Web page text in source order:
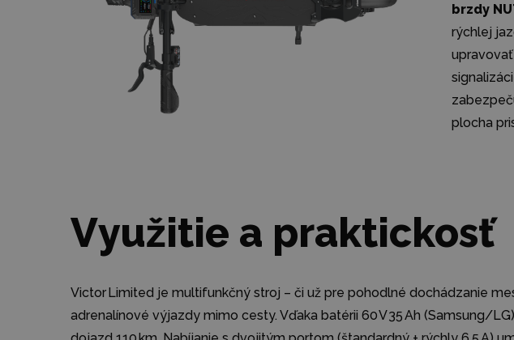
brzdy
rýchlej
plocha
Využitie a praktickosť
Victor Limited je multifunkčný stroj – či už pre pohodlné dochádzanie
adrenalínové výjazdy mimo cesty. Vďaka batérii 60 V 35 Ah (Samsung/